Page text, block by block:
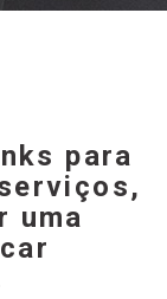
para
uma